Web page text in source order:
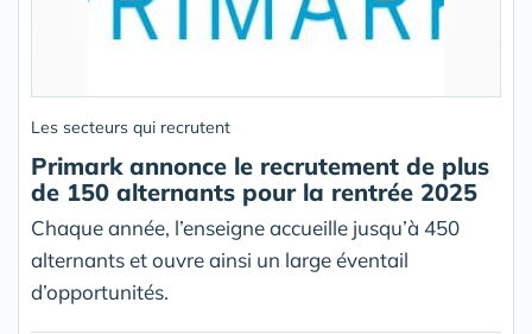
Les secteurs qui recrutent
Primark annonce le recrutement de plus
de 150 alternants pour la rentrée 2025
Chaque année, l’enseigne accueille jusqu’à 450
alternants et ouvre ainsi un large éventail
d’opportunités.